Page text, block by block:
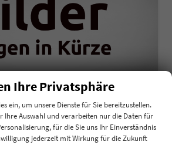
48V DCT7 85KW
Ihre Privatsphäre
ein, um unsere Dienste für Sie bereitzustellen.
Ihre Auswahl und verarbeiten nur die Daten für
für die Sie uns Ihr Einverständnis
jederzeit mit Wirkung für die Zukunft